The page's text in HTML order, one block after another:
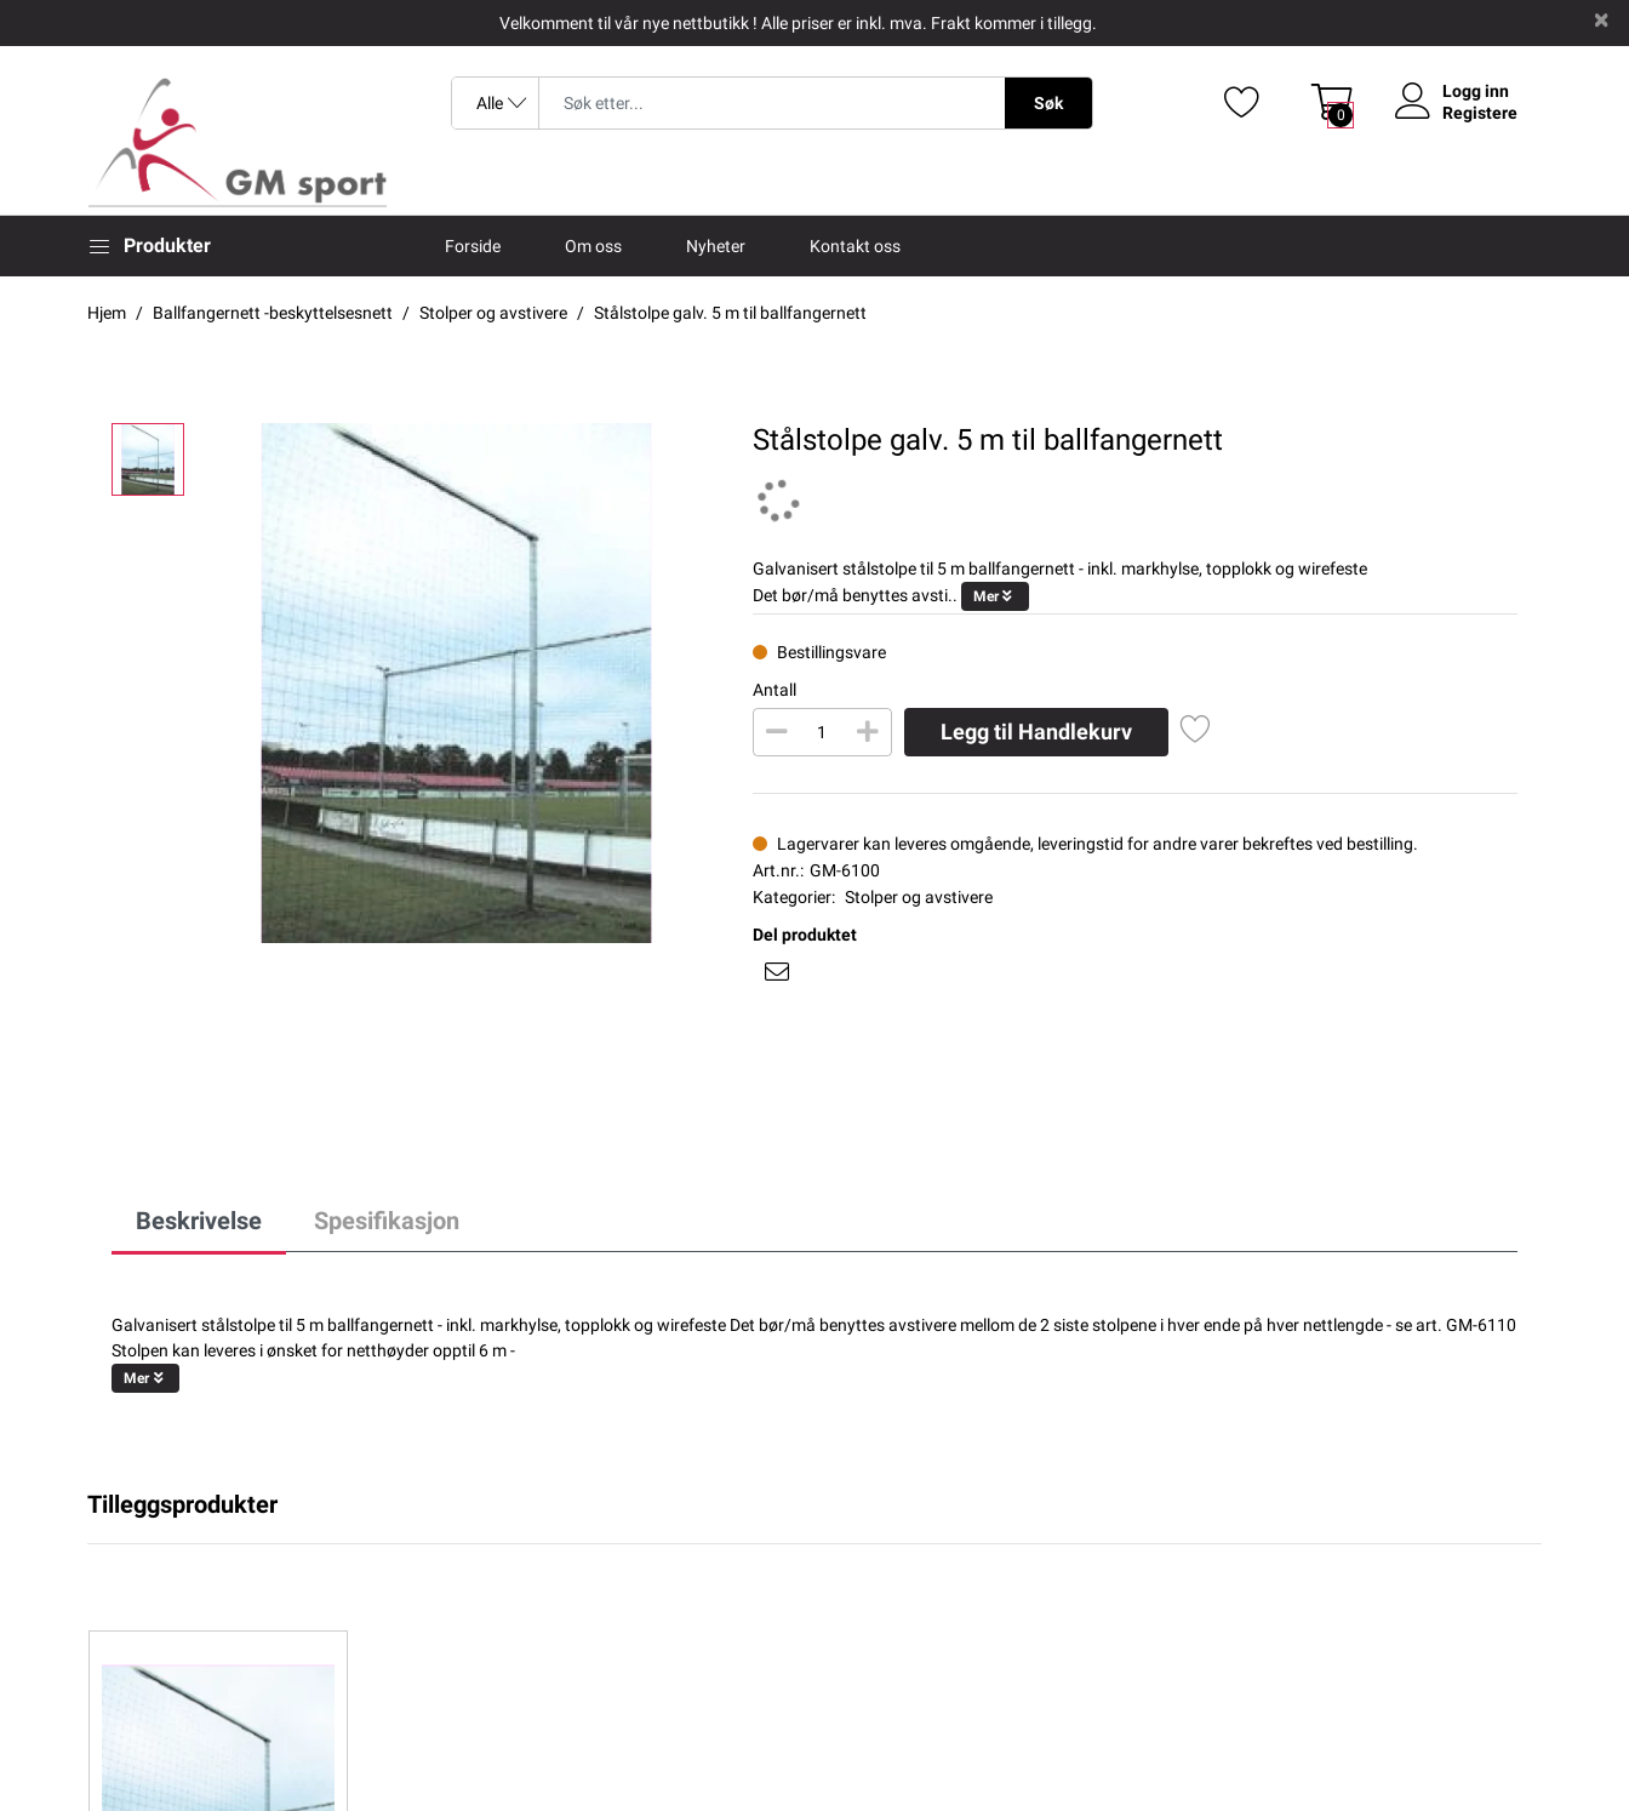
Velkomment til vår nye nettbutikk ! Alle priser er inkl. mva. Frakt kommer i tillegg.
Søk
0
Logg inn
Registere
Produkter Forside Om oss Nyheter Kontakt oss
Hjem Ballfangernett -beskyttelsesnett Stolper og avstivere Stålstolpe galv. 5 m til ballfangernett
Stålstolpe galv. 5 m til ballfangernett
Galvanisert stålstolpe til 5 m ballfangernett - inkl. markhylse, topplokk og wirefeste
Det bør/må benyttes avsti..
Mer
Bestillingsvare
Antall
Legg til Handlekurv
Lagervarer kan leveres omgående, leveringstid for andre varer bekreftes ved bestilling.
Art.nr.: GM-6100
Kategorier: Stolper og avstivere
Del produktet
Beskrivelse Spesifikasjon
Galvanisert stålstolpe til 5 m ballfangernett - inkl. markhylse, topplokk og wirefeste Det bør/må benyttes avstivere mellom de 2 siste stolpene i hver ende på hver nettlengde - se art. GM-6110
Stolpen kan leveres i ønsket for netthøyder opptil 6 m -
Mer
Tilleggsprodukter